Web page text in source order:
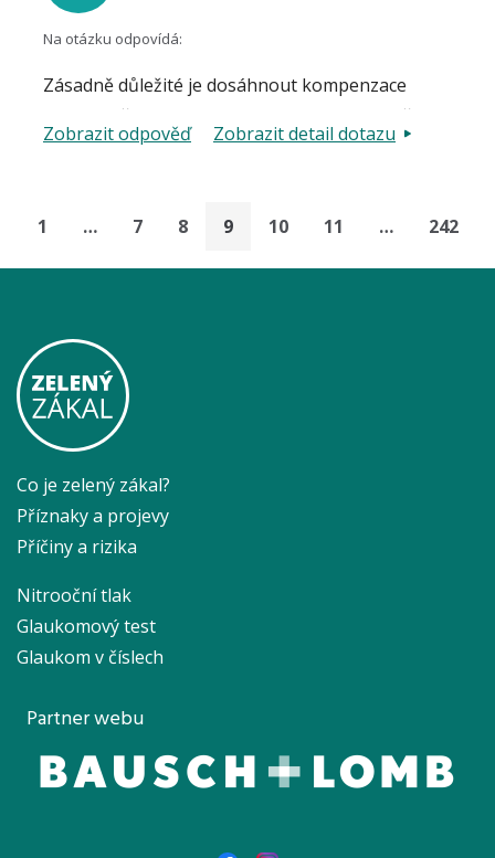
Na otázku odpovídá:
Zásadně důležité je dosáhnout kompenzace
onemocnění, tedy aby nedocházelo ke ztrátě
zrakových funkcí ani na jednom oku. Pokud
kapek, které je k dispozici,případně indikovat
laserovou nebo chirurgickou léčbu. Po dosažení
hledáme takový, který je nejlépe tolerován.
Úvaha o "slabším" oku zde není na pořadu dne.
Zobrazit odpověď Zobrazit detail dotazu
1 … 7 8 9 10 11 … 242
Co je zelený zákal?
Příznaky a projevy
Příčiny a rizika
Nitrooční tlak
Glaukomový test
Glaukom v číslech
Partner webu